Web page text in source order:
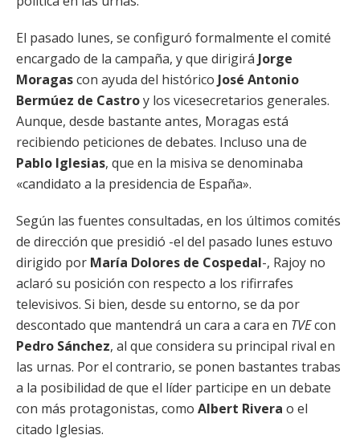
El pasado lunes, se configuró formalmente el comité
encargado de la campaña, y que dirigirá Jorge
Moragascon ayuda del histórico José Antonio
Bermúez de Castroy los vicesecretarios generales.
Aunque, desde bastante antes, Moragas está
recibiendo peticiones de debates. Incluso una de
Pablo Iglesias, que en la misiva se denominaba
«candidato a la presidencia de España».
Según las fuentes consultadas, en los últimos comités
de dirección que presidió -el del pasado lunes estuvo
dirigido por María Dolores de Cospedal-, Rajoy no
aclaró su posición con respecto a los rifirrafes
televisivos. Si bien, desde su entorno, se da por
descontado que mantendrá un cara a cara en TVEcon
Pedro Sánchez, al que considera su principal rival en
las urnas. Por el contrario, se ponen bastantes trabas
a la posibilidad de que el líder participe en un debate
con más protagonistas, como Albert Rivera o el
citado Iglesias.